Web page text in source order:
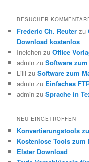
BESUCHER
Frederic Ch. Reuter zu
Download kostenlos
Ineichen zuOffice
admin zuSoftware
Lilli zuSoftware zum
admin zu Einfaches
admin zuSprache in
NEU EINGETROFFEN
Konvertierungstools
Kostenlose Tools zum
Elster Download